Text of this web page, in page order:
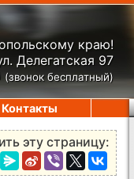
краю!
Делегатская 97
(звонок бесплатный)
эту страницу:
Контакты